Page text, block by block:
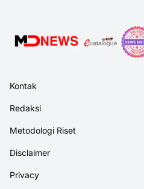
Kontak
Redaksi
Metodologi Riset
Disclaimer
Privacy